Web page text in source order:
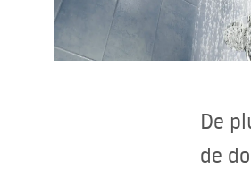
Cuvettes WC, bidets
Baignoires, pare-baignoires
De
de